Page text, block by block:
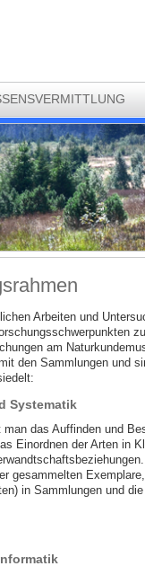
Arbeiten und
am
den Sammlungen und
Systematik
man das Auffinden und
Einordnen der Arten in
gesammelten
in Sammlungen und